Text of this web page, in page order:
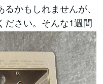
かもしれませんが、
ださい。そんな1週間